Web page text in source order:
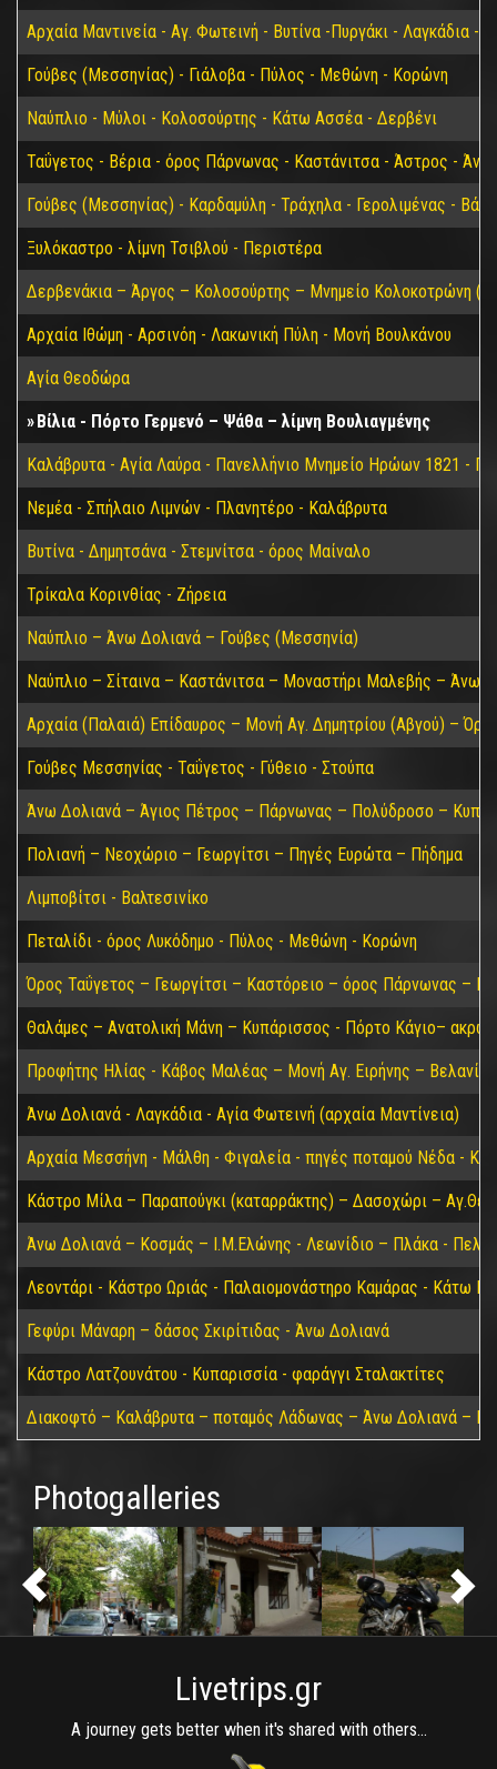
Αρχαία Μαντινεία - Αγ. Φωτεινή - Βυτίνα -Πυργάκι - Λαγκάδια -
Γούβες (Μεσσηνίας) - Γιάλοβα - Πύλος - Μεθώνη - Κορώνη
Ναύπλιο - Μύλοι - Κολοσούρτης - Κάτω Ασσέα - Δερβένι
Ταΰγετος - Βέρια - όρος Πάρνωνας - Καστάνιτσα - Άστρος - Άνω
Γούβες (Μεσσηνίας) - Καρδαμύλη - Τράχηλα - Γερολιμένας -
Ξυλόκαστρο - λίμνη Τσιβλού - Περιστέρα
Δερβενάκια – Άργος – Κολοσούρτης – Μνημείο Κολοκοτρώνη
Αρχαία Ιθώμη - Αρσινόη - Λακωνική Πύλη - Μονή Βουλκάνου
Αγία Θεοδώρα
Βίλια - Πόρτο Γερμενό – Ψάθα – λίμνη Βουλιαγμένης
Καλάβρυτα - Αγία Λαύρα - Πανελλήνιο Μνημείο Ηρώων 1821 -
Νεμέα - Σπήλαιο Λιμνών - Πλανητέρο - Καλάβρυτα
Βυτίνα - Δημητσάνα - Στεμνίτσα - όρος Μαίναλο
Τρίκαλα Κορινθίας - Ζήρεια
Ναύπλιο – Άνω Δολιανά – Γούβες (Μεσσηνία)
Ναύπλιο – Σίταινα – Καστάνιτσα – Μοναστήρι Μαλεβής – Άνω
Αρχαία (Παλαιά) Επίδαυρος – Μονή Αγ. Δημητρίου (Αβγού) –
Γούβες Μεσσηνίας - Ταΰγετος - Γύθειο - Στούπα
Άνω Δολιανά – Άγιος Πέτρος – Πάρνωνας – Πολύδροσο –
Πολιανή – Νεοχώριο – Γεωργίτσι – Πηγές Ευρώτα – Πήδημα
Λιμποβίτσι - Βαλτεσινίκο
Πεταλίδι - όρος Λυκόδημο - Πύλος - Μεθώνη - Κορώνη
Όρος Ταΰγετος – Γεωργίτσι – Καστόρειο – όρος Πάρνωνας –
Θαλάμες – Ανατολική Μάνη – Κυπάρισσος - Πόρτο Κάγιο–
Προφήτης Ηλίας - Κάβος Μαλέας – Μονή Αγ. Ειρήνης –
Άνω Δολιανά - Λαγκάδια - Αγία Φωτεινή (αρχαία Μαντίνεια)
Αρχαία Μεσσήνη - Μάλθη - Φιγαλεία - πηγές ποταμού Νέδα -
Κάστρο Μίλα – Παραπούγκι (καταρράκτης) – Δασοχώρι –
Άνω Δολιανά – Κοσμάς – Ι.Μ.Ελώνης - Λεωνίδιο – Πλάκα -
Λεοντάρι - Κάστρο Ωριάς - Παλαιομονάστηρο Καμάρας - Κάτω
Γεφύρι Μάναρη – δάσος Σκιρίτιδας - Άνω Δολιανά
Κάστρο Λατζουνάτου - Κυπαρισσία - φαράγγι Σταλακτίτες
Διακοφτό – Καλάβρυτα – ποταμός Λάδωνας – Άνω Δολιανά –
Photogalleries
Livetrips.gr
A journey gets better when it's shared with others...